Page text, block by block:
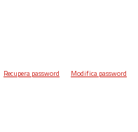
Recupera password Modifica password